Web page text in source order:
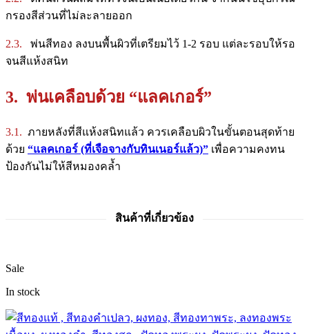
กรองสีส่วนที่ไม่ละลายออก
2.3. พ่นสีทอง ลงบนพื้นผิวที่เตรียมไว้ 1-2 รอบ แต่ละรอบให้รอ
จนสีแห้งสนิท
3. พ่นเคลือบด้วย “แลคเกอร์”
3.1. ภายหลังที่สีแห้งสนิทแล้ว ควรเคลือบผิวในขั้นตอนสุดท้าย
ด้วย “แลคเกอร์ (ที่เจือจางกับทินเนอร์แล้ว)” เพื่อความคงทน
ป้องกันไม่ให้สีหมองคล้ำ
สินค้าที่เกี่ยวข้อง
Sale
In stock